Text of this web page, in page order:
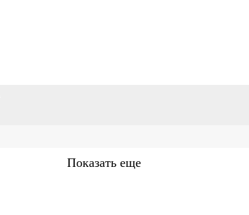
Показать еще
Эпидемиология